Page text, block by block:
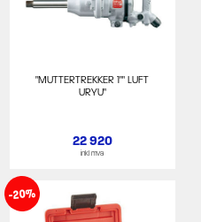
"MUTTERTREKKER 1"" LUFT
URYU"
22 920
inkl mva
-20%